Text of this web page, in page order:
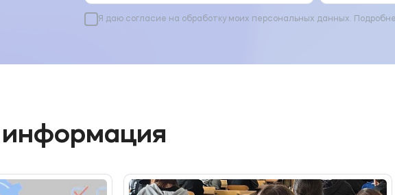
Я даю согласие на обработку моих персональных данных.